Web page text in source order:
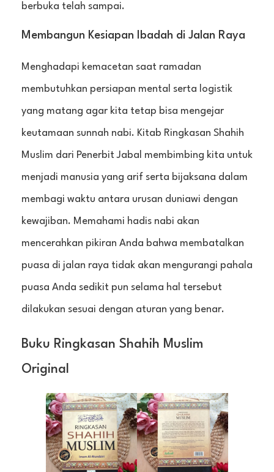
berbuka telah sampai.
Membangun Kesiapan Ibadah di Jalan Raya
Menghadapi kemacetan saat ramadan
membutuhkan persiapan mental serta logistik
yang matang agar kita tetap bisa mengejar
keutamaan sunnah nabi. Kitab Ringkasan Shahih
Muslim dari Penerbit Jabal membimbing kita untuk
menjadi manusia yang arif serta bijaksana dalam
membagi waktu antara urusan duniawi dengan
kewajiban. Memahami hadis nabi akan
mencerahkan pikiran Anda bahwa membatalkan
puasa di jalan raya tidak akan mengurangi pahala
puasa Anda sedikit pun selama hal tersebut
dilakukan sesuai dengan aturan yang benar.
Buku Ringkasan Shahih Muslim
Original